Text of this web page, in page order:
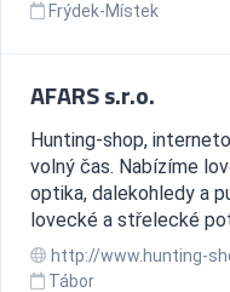
Frýdek-Místek
AFARS s.r.o.
Hunting-shop,
volný čas. Nabízíme
optika, dalekohledy a
lovecké a střelecké
http://www.hunting-
Tábor